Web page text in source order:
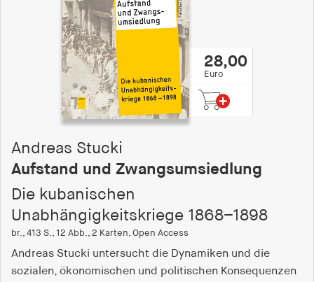
28,00
Euro
Andreas Stucki
Aufstand und Zwangsumsiedlung
Die kubanischen
Unabhängigkeitskriege 1868–1898
br., 413 S., 12 Abb., 2 Karten, Open Access
Andreas Stucki untersucht die Dynamiken und die
sozialen, ökonomischen und politischen Konsequenzen